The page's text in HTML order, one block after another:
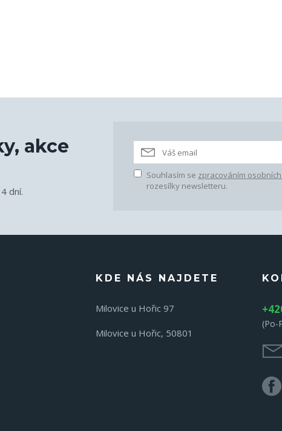
akce
dní.
Souhlasím se zpracováním
rozesílky newsletteru.
KDE NÁS NAJDETE
Milovice u Hořic 97
Milovice u Hořic, 50801
(Po-